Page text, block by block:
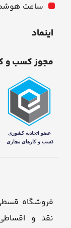
ساعت
اینماد
مجوز کسب و
فروشگاه
نقد و